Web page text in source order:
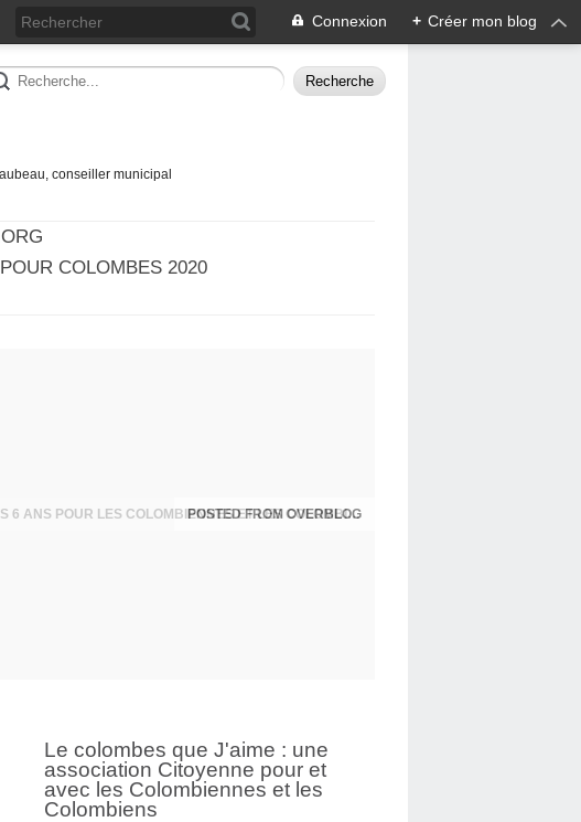
Connexion + Créer mon blog
conseiller municipal
POUR COLOMBES 2020
UNE PAGE SE TOURNE APRÈS 6 ANS POUR LES COLOMBIENNES ET LES COLOMBIENS
Le colombes que J'aime : une
association Citoyenne pour et
avec les Colombiennes et les
Colombiens